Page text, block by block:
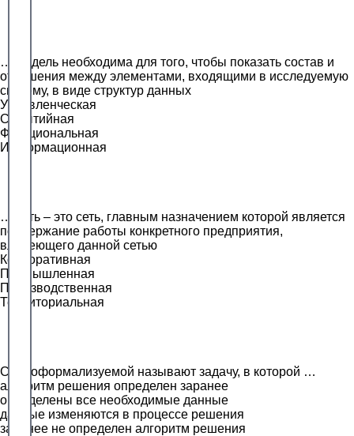
… модель необходима для того, чтобы показать состав и
отношения между элементами, входящими в исследуемую
систему, в виде структур данных
Управленческая
Событийная
Функциональная
Информационная
… сеть – это сеть, главным назначением которой является
поддержание работы конкретного предприятия,
владеющего данной сетью
Корпоративная
Промышленная
Производственная
Территориальная
Слабоформализуемой называют задачу, в которой …
алгоритм решения определен заранее
определены все необходимые данные
данные изменяются в процессе решения
заранее не определен алгоритм решения